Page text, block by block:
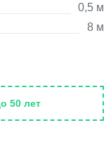
0,5 м
8 м
50 лет